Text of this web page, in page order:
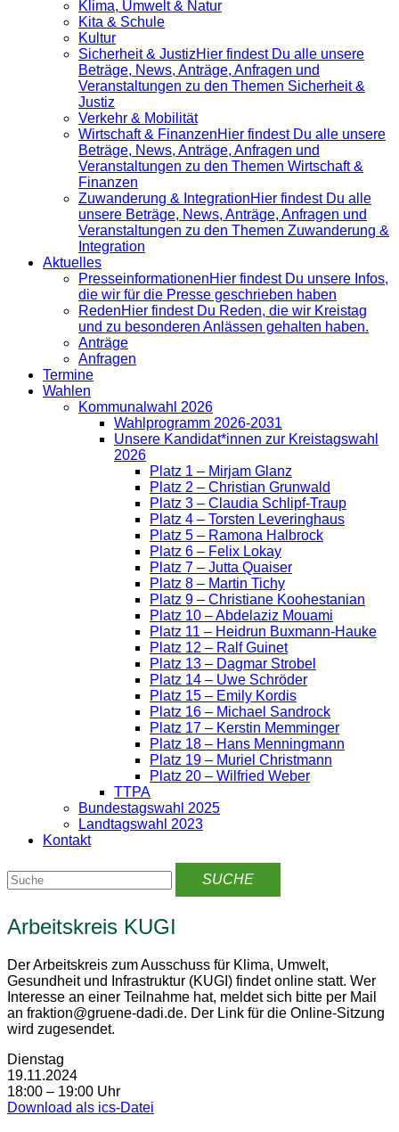
Klima, Umwelt & Natur
Kita & Schule
Kultur
Sicherheit & JustizHier findest Du alle unsere
Beträge, News, Anträge, Anfragen und
Veranstaltungen zu den Themen Sicherheit &
Justiz
Verkehr & Mobilität
Wirtschaft & FinanzenHier findest Du alle unsere
Beträge, News, Anträge, Anfragen und
Veranstaltungen zu den Themen Wirtschaft &
Finanzen
Zuwanderung & IntegrationHier findest Du alle
unsere Beträge, News, Anträge, Anfragen und
Veranstaltungen zu den Themen Zuwanderung &
Integration
Aktuelles
Presse­informationenHier findest Du unsere Infos,
die wir für die Presse geschrieben haben
RedenHier findest Du Reden, die wir Kreistag
und zu besonderen Anlässen gehalten haben.
Anträge
Anfragen
Termine
Wahlen
Kommunalwahl 2026
Wahlprogramm 2026-2031
Unsere Kandidat*innen zur Kreistagswahl
2026
Platz 1 – Mirjam Glanz
Platz 2 – Christian Grunwald
Platz 3 – Claudia Schlipf-Traup
Platz 4 – Torsten Leveringhaus
Platz 5 – Ramona Halbrock
Platz 6 – Felix Lokay
Platz 7 – Jutta Quaiser
Platz 8 – Martin Tichy
Platz 9 – Christiane Koohestanian
Platz 10 – Abdelaziz Mouami
Platz 11 – Heidrun Buxmann-Hauke
Platz 12 – Ralf Guinet
Platz 13 – Dagmar Strobel
Platz 14 – Uwe Schröder
Platz 15 – Emily Kordis
Platz 16 – Michael Sandrock
Platz 17 – Kerstin Memminger
Platz 18 – Hans Menningmann
Platz 19 – Muriel Christmann
Platz 20 – Wilfried Weber
TTPA
Bundestagswahl 2025
Landtagswahl 2023
Kontakt
Arbeitskreis KUGI
Der Arbeitskreis zum Ausschuss für Klima, Umwelt,
Gesundheit und Infrastruktur (KUGI) findet online statt. Wer
Interesse an einer Teilnahme hat, meldet sich bitte per Mail
an fraktion@gruene-dadi.de. Der Link für die Online-Sitzung
wird zugesendet.
Dienstag
19.11.2024
18:00 – 19:00 Uhr
Download als ics-Datei